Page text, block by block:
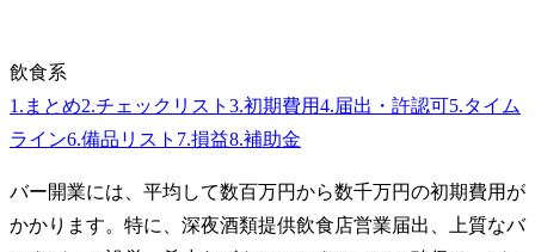
飲食系
1 . まとめ2.チェックリスト 3.初期費用4.届出・許認可5.タイム
ライン6.備品リスト 7.損益8.補助金
バー開業には、平均して数百万円から数千万円の初期費用が
かかります。特に、深夜酒類提供飲食店営業届出、上質なバ